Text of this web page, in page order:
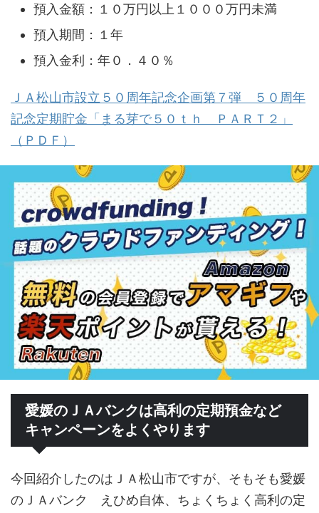
預入金額：１０万円以上１０００万円未満
預入期間：１年
預入金利：年０．４０％
ＪＡ松山市設立５０周年記念企画第７弾 ５０周年
記念定期貯金「まる芽で５０ｔｈ ＰＡＲＴ２」
（ＰＤＦ）
愛媛のＪＡバンクは高利の定期預金など
キャンペーンをよくやります
今回紹介したのはＪＡ松山市ですが、そもそも愛媛
のＪＡバンク えひめ自体、ちょくちょく高利の定